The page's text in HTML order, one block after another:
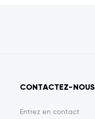
CONTACTEZ-NOUS
Entrez en contact